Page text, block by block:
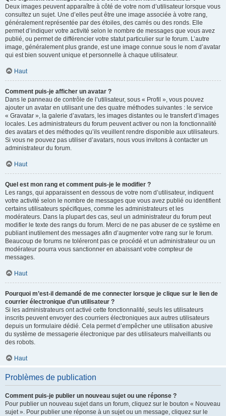
Deux images peuvent apparaître à côté de votre nom d’utilisateur lorsque vous
consultez un sujet. Une d’elles peut être une image associée à votre rang,
généralement représentée par des étoiles, des carrés ou des ronds. Elle
permet d’indiquer votre activité selon le nombre de messages que vous avez
publié, ou permet de différencier votre statut particulier sur le forum. L’autre
image, généralement plus grande, est une image connue sous le nom d’avatar
qui est bien souvent unique et personnelle à chaque utilisateur.
Haut
Comment puis-je afficher un avatar ?
Dans le panneau de contrôle de l’utilisateur, sous « Profil », vous pouvez
ajouter un avatar en utilisant une des quatre méthodes suivantes : le service
« Gravatar », la galerie d’avatars, les images distantes ou le transfert d’images
locales. Les administrateurs du forum peuvent activer ou non la fonctionnalité
des avatars et des méthodes qu’ils veuillent rendre disponible aux utilisateurs.
Si vous ne pouvez pas utiliser d’avatars, nous vous invitons à contacter un
administrateur du forum.
Haut
Quel est mon rang et comment puis-je le modifier ?
Les rangs, qui apparaissent en dessous de votre nom d’utilisateur, indiquent
votre activité selon le nombre de messages que vous avez publié ou identifient
certains utilisateurs spécifiques, comme les administrateurs et les
modérateurs. Dans la plupart des cas, seul un administrateur du forum peut
modifier le texte des rangs du forum. Merci de ne pas abuser de ce système en
publiant inutilement des messages afin d’augmenter votre rang sur le forum.
Beaucoup de forums ne toléreront pas ce procédé et un administrateur ou un
modérateur pourra vous sanctionner en abaissant votre compteur de
messages.
Haut
Pourquoi m’est-il demandé de me connecter lorsque je clique sur le lien de
courrier électronique d’un utilisateur ?
Si les administrateurs ont activé cette fonctionnalité, seuls les utilisateurs
inscrits peuvent envoyer des courriers électroniques aux autres utilisateurs
depuis un formulaire dédié. Cela permet d’empêcher une utilisation abusive
du système de messagerie électronique par des utilisateurs malveillants ou
des robots.
Haut
Problèmes de publication
Comment puis-je publier un nouveau sujet ou une réponse ?
Pour publier un nouveau sujet dans un forum, cliquez sur le bouton « Nouveau
sujet ». Pour publier une réponse à un sujet ou un message, cliquez sur le